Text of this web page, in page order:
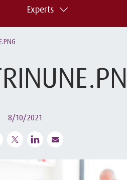
Experts
8/10/2021